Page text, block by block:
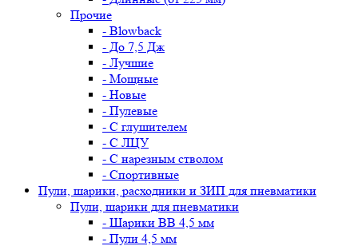
Прочие
- Blowback
- До 7,5 Дж
- Лучшие
- Мощные
- Новые
- Пулевые
- С глушителем
- С ЛЦУ
- С нарезным стволом
- Спортивные
Пули, шарики, расходники и ЗИП для пневматики
Пули, шарики для пневматики
- Шарики BB 4,5 мм
- Пули 4,5 мм